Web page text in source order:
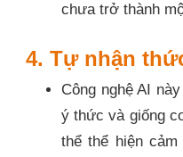
chưa trở thành
4. Tự nhận
Công nghệ AI
ý thức và giống
thể thể hiện